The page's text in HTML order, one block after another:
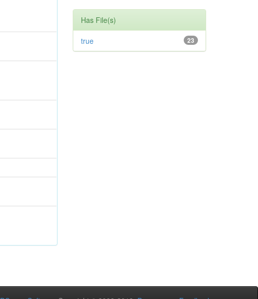
Has File(s)
23
true